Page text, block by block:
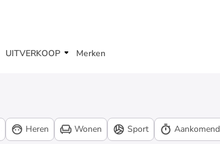
UITVERKOOP Merken
Heren Wonen Sport Aankomend